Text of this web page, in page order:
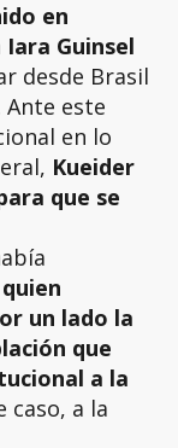
en
Guinsel
desde Brasil
Ante este
en lo
Kueider
que se
un lado la
que
a la
caso, a la